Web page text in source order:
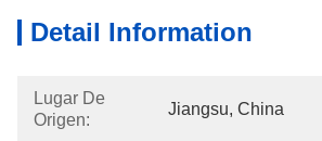
Detail Information
Lugar De
Origen:
Jiangsu, China